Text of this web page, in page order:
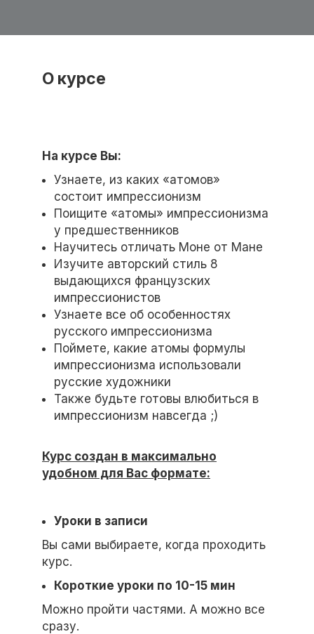
О курсе
На курсе Вы:
Узнаете, из каких «атомов»
состоит импрессионизм
Поищите «атомы» импрессионизма
у предшественников
Научитесь отличать Моне от Мане
Изучите авторский стиль 8
выдающихся французских
импрессионистов
Узнаете все об особенностях
русского импрессионизма
Поймете, какие атомы формулы
импрессионизма использовали
русские художники
Также будьте готовы влюбиться в
импрессионизм навсегда ;)
Курс создан в максимально
удобном для Вас формате:
Уроки в записи
Вы сами выбираете, когда проходить
курс.
Короткие уроки по 10-15 мин
Можно пройти частями. А можно все
сразу.